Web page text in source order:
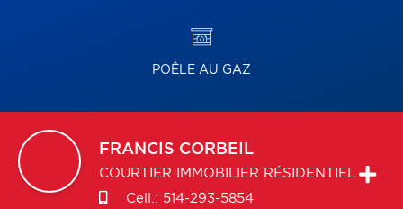
POÊLE AU GAZ
FRANCIS CORBEIL
COURTIER IMMOBILIER RÉSIDENTIEL
Cell.: 514-293-5854